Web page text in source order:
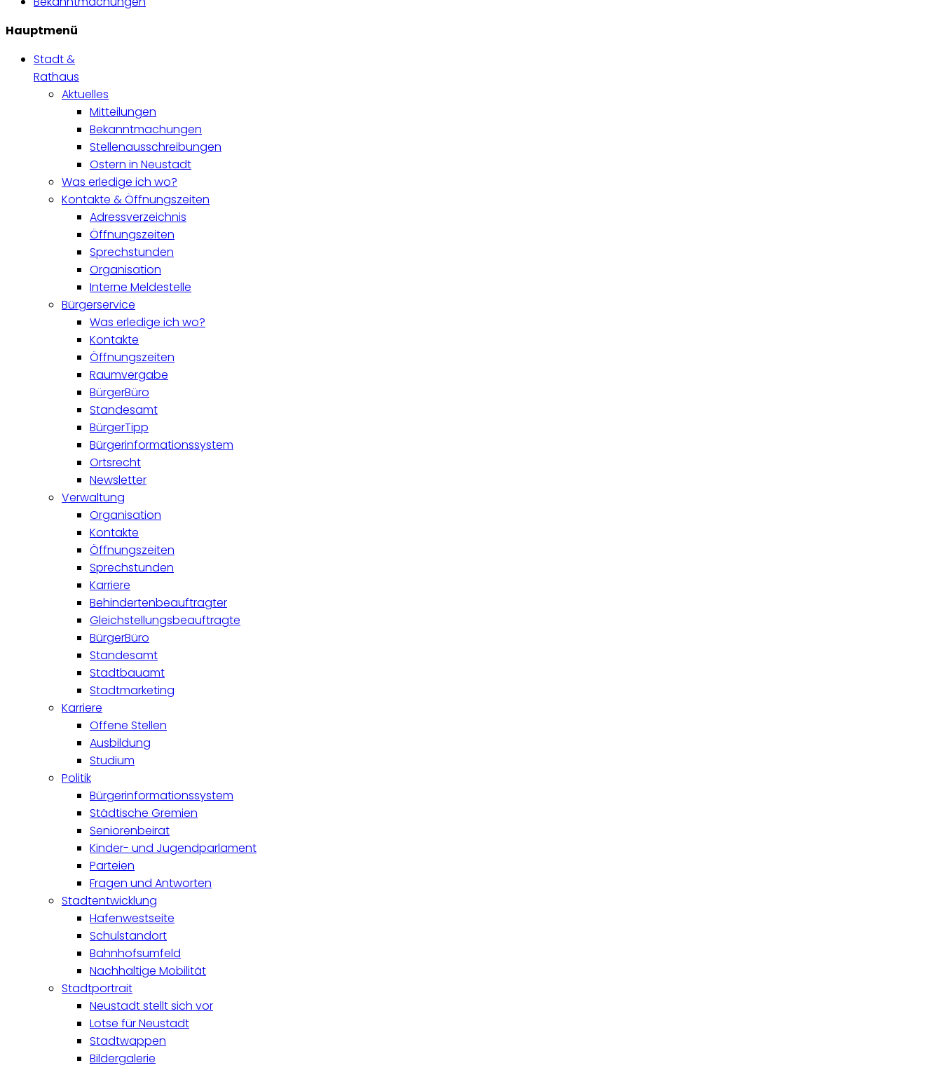
Hauptmenü
Stadt &
Rathaus
Aktuelles
Mitteilungen
Bekanntmachungen
Stellenausschreibungen
Ostern in Neustadt
Was erledige ich wo?
Kontakte & Öffnungszeiten
Adressverzeichnis
Öffnungszeiten
Sprechstunden
Organisation
Interne Meldestelle
Bürgerservice
Was erledige ich wo?
Kontakte
Öffnungszeiten
Raumvergabe
BürgerBüro
Standesamt
BürgerTipp
Bürgerinformationssystem
Ortsrecht
Newsletter
Verwaltung
Organisation
Kontakte
Öffnungszeiten
Sprechstunden
Karriere
Behindertenbeauftragter
Gleichstellungsbeauftragte
BürgerBüro
Standesamt
Stadtbauamt
Stadtmarketing
Karriere
Offene Stellen
Ausbildung
Studium
Politik
Bürgerinformationssystem
Städtische Gremien
Seniorenbeirat
Kinder- und Jugendparlament
Parteien
Fragen und Antworten
Stadtentwicklung
Hafenwestseite
Schulstandort
Bahnhofsumfeld
Nachhaltige Mobilität
Stadtportrait
Neustadt stellt sich vor
Lotse für Neustadt
Stadtwappen
Bildergalerie